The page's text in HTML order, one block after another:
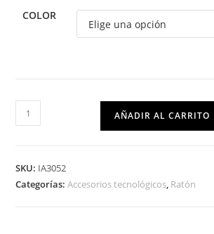
COLOR
AÑADIR AL CARRITO
SKU: IA3052
Categorías:Accesorios tecnológicos, Ratón